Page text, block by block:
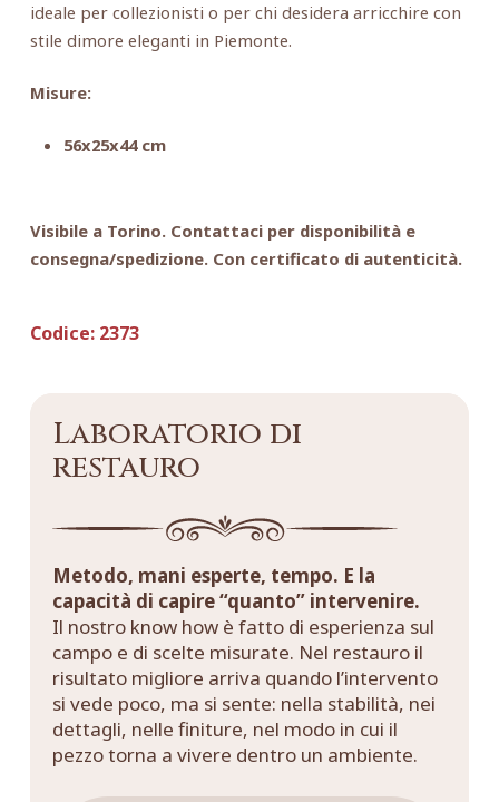
ideale per collezionisti o per chi desidera arricchire con
stile dimore eleganti in Piemonte.
Misure:
56x25x44 cm
Visibile a Torino. Contattaci per disponibilità e
consegna/spedizione. Con certificato di autenticità.
Codice:2373
Laboratorio di
restauro
Metodo, mani esperte, tempo. E la
capacità di capire “quanto” intervenire.
Il nostro know how è fatto di esperienza sul
campo e di scelte misurate. Nel restauro il
risultato migliore arriva quando l’intervento
si vede poco, ma si sente: nella stabilità, nei
dettagli, nelle finiture, nel modo in cui il
pezzo torna a vivere dentro un ambiente.